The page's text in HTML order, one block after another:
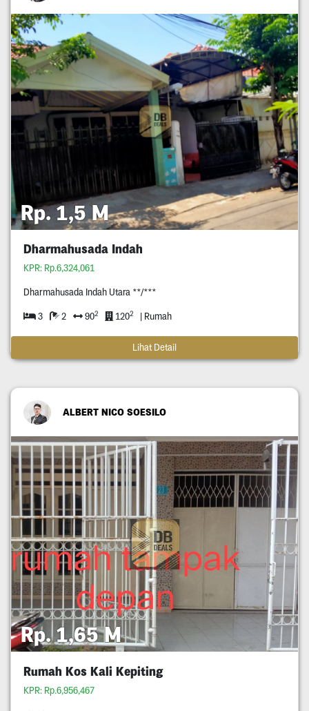
Rp. 1,5 M
Dharmahusada Indah
KPR: Rp.6,324,061
Dharmahusada Indah Utara **/***
3 2 902 1202 | Rumah
Lihat Detail
ALBERT NICO SOESILO
Rp. 1,65 M
Rumah Kos Kali Kepiting
KPR: Rp.6,956,467